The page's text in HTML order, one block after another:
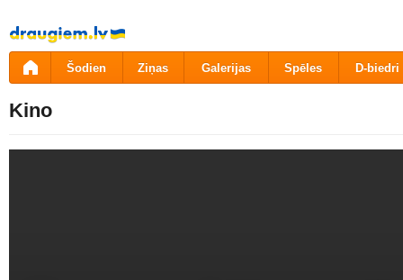
Pāriet
uz
saturu
Šodien Ziņas Galerijas Spēles D-biedri
Kino